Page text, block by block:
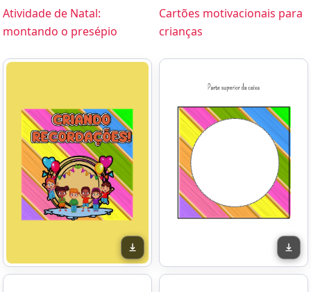
Atividade de Natal:
montando o presépio
Cartões motivacionais para
crianças